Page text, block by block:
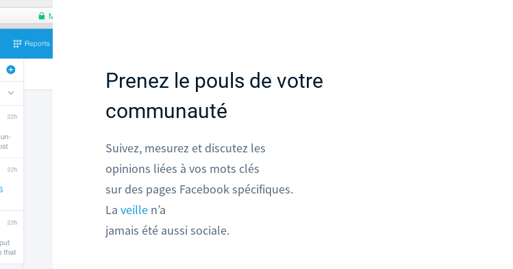
Prenez le pouls de votre
communauté
Suivez, mesurez et discutez les
opinions liées à vos mots clés
sur des pages Facebook spécifiques.
La veille n’a
jamais été aussi sociale.